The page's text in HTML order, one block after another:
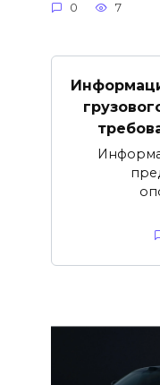
0 7